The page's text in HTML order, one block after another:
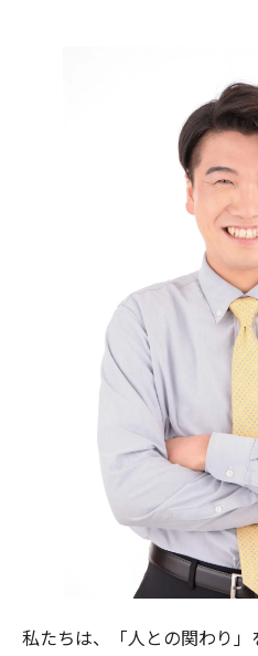
私たちは、「人との関わり